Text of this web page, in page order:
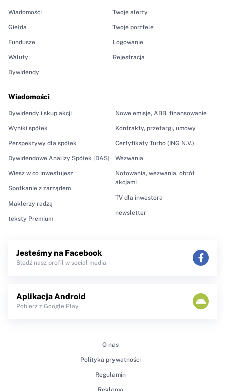
Wiadomości
Giełda
Fundusze
Waluty
Dywidendy
Wiadomości
Dywidendy i skup akcji
Wyniki spółek
Perspektywy dla spółek
Dywidendowe Analizy Spółek [DAS]
Wiesz w co inwestujesz
Spotkanie z zarządem
Maklerzy radzą
teksty Premium
Nowe emisje, ABB, finansowanie
Kontrakty, przetargi, umowy
Certyfikaty Turbo (ING N.V.)
Wezwania
Notowania, wezwania, obrót
akcjami
TV dla inwestora
newsletter
Twoje alerty
Twoje portfele
Logowanie
Rejestracja
Jesteśmy na Facebook
Śledź nasz profil w social media
Aplikacja Android
Pobierz z Google Play
O nas
Polityka prywatności
Regulamin